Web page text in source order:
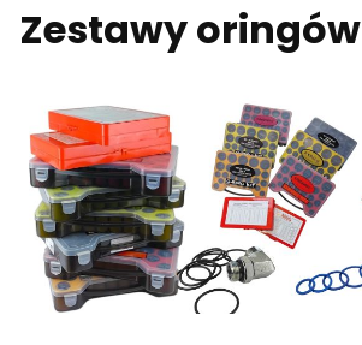
Zestawy oringów